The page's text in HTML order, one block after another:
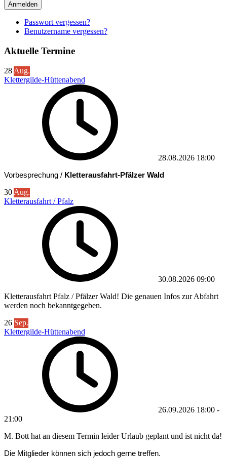
Anmelden
Passwort vergessen?
Benutzername vergessen?
Aktuelle Termine
28 Aug.
Klettergilde-Hüttenabend
28.08.2026 18:00
Vorbesprechung / Kletterausfahrt-Pfälzer Wald
30 Aug.
Kletterausfahrt / Pfalz
30.08.2026 09:00
Kletterausfahrt Pfalz / Pfälzer Wald! Die genauen Infos zur Abfahrt
werden noch bekanntgegeben.
26 Sep.
Klettergilde-Hüttenabend
26.09.2026 18:00 -
21:00
M. Bott hat an diesem Termin leider Urlaub geplant und ist nicht da!
Die Mitglieder können sich jedoch gerne treffen.